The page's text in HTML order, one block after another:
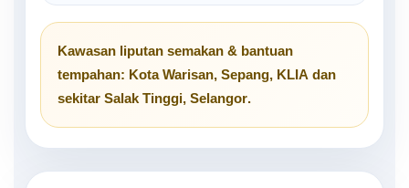
Kawasan liputan semakan & bantuan
tempahan: Kota Warisan, Sepang, KLIA dan
sekitar Salak Tinggi, Selangor.